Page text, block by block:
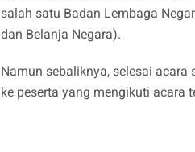
salah satu Badan Lembaga
dan Belanja Negara).
Namun sebaliknya, selesai
ke peserta yang mengikuti acara